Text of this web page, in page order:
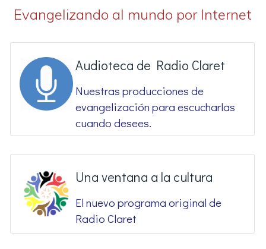
Evangelizando al mundo por Internet
Audioteca de Radio Claret
Nuestras producciones de
evangelización para escucharlas
cuando desees.
Una ventana a la cultura
El nuevo programa original de
Radio Claret